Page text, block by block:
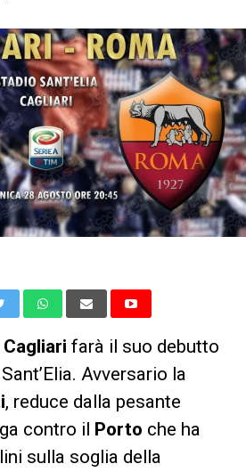
Cagliari farà il suo debutto
Avversario la
, reduce dalla pesante
contro il
Porto che ha
sulla soglia della